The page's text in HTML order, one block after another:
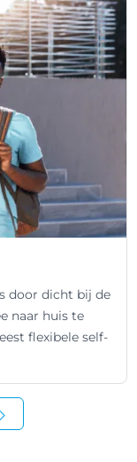
door dicht bij de
naar huis te
flexibele self-